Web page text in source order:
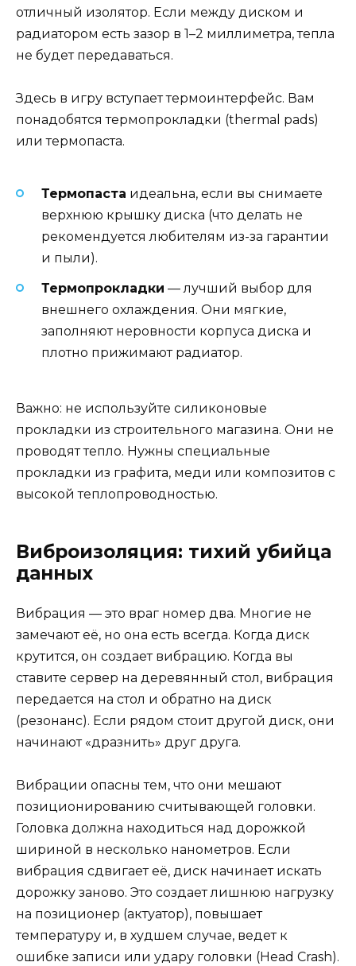
отличный изолятор. Если между диском и
радиатором есть зазор в 1–2 миллиметра, тепла
не будет передаваться.
Здесь в игру вступает термоинтерфейс. Вам
понадобятся термопрокладки (thermal pads)
или термопаста.
Термопаста идеальна, если вы снимаете
верхнюю крышку диска (что делать не
рекомендуется любителям из-за гарантии
и пыли).
Термопрокладки — лучший выбор для
внешнего охлаждения. Они мягкие,
заполняют неровности корпуса диска и
плотно прижимают радиатор.
Важно: не используйте силиконовые
прокладки из строительного магазина. Они не
проводят тепло. Нужны специальные
прокладки из графита, меди или композитов с
высокой теплопроводностью.
Виброизоляция: тихий убийца
данных
Вибрация — это враг номер два. Многие не
замечают её, но она есть всегда. Когда диск
крутится, он создает вибрацию. Когда вы
ставите сервер на деревянный стол, вибрация
передается на стол и обратно на диск
(резонанс). Если рядом стоит другой диск, они
начинают «дразнить» друг друга.
Вибрации опасны тем, что они мешают
позиционированию считывающей головки.
Головка должна находиться над дорожкой
шириной в несколько нанометров. Если
вибрация сдвигает её, диск начинает искать
дорожку заново. Это создает лишнюю нагрузку
на позиционер (актуатор), повышает
температуру и, в худшем случае, ведет к
ошибке записи или удару головки (Head Crash).